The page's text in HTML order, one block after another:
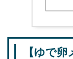
【ゆで